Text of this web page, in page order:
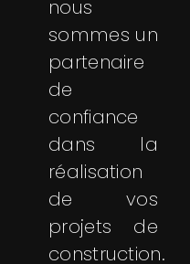
nous
sommes un
partenaire
de
confiance
dans la
réalisation
de vos
projets de
construction.